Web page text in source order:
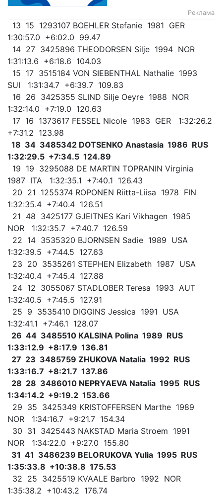
Реклама
13 15 1293107 BOEHLER Stefanie 1981 GER
1:30:57.0 +6:02.0 99.47
14 27 3425896 THEODORSEN Silje 1994 NOR
1:31:13.6 +6:18.6 104.03
15 17 3515184 VON SIEBENTHAL Nathalie 1993
SUI 1:31:34.7 +6:39.7 109.83
16 26 3425355 SLIND Silje Oeyre 1988 NOR
1:32:14.0 +7:19.0 120.63
17 16 1373617 FESSEL Nicole 1983 GER 1:32:26.2
+7:31.2 123.98
18 34 3485342 DOTSENKO Anastasia 1986 RUS
1:32:29.5 +7:34.5 124.89
19 19 3295088 DE MARTIN TOPRANIN Virginia
1987 ITA 1:32:35.1 +7:40.1 126.43
20 21 1255374 ROPONEN Riitta-Liisa 1978 FIN
1:32:35.4 +7:40.4 126.51
21 48 3425177 GJEITNES Kari Vikhagen 1985
NOR 1:32:35.7 +7:40.7 126.59
22 14 3535320 BJORNSEN Sadie 1989 USA
1:32:39.5 +7:44.5 127.63
23 20 3535261 STEPHEN Elizabeth 1987 USA
1:32:40.4 +7:45.4 127.88
24 12 3055067 STADLOBER Teresa 1993 AUT
1:32:40.5 +7:45.5 127.91
25 9 3535410 DIGGINS Jessica 1991 USA
1:32:41.1 +7:46.1 128.07
26 44 3485510 KALSINA Polina 1989 RUS
1:33:12.9 +8:17.9 136.81
27 23 3485759 ZHUKOVA Natalia 1992 RUS
1:33:16.7 +8:21.7 137.86
28 28 3486010 NEPRYAEVA Natalia 1995 RUS
1:34:14.2 +9:19.2 153.66
29 35 3425349 KRISTOFFERSEN Marthe 1989
NOR 1:34:16.7 +9:21.7 154.34
30 31 3425443 NAKSTAD Maria Stroem 1991
NOR 1:34:22.0 +9:27.0 155.80
31 41 3486239 BELORUKOVA Yulia 1995 RUS
1:35:33.8 +10:38.8 175.53
32 25 3425519 KVAALE Barbro 1992 NOR
1:35:38.2 +10:43.2 176.74